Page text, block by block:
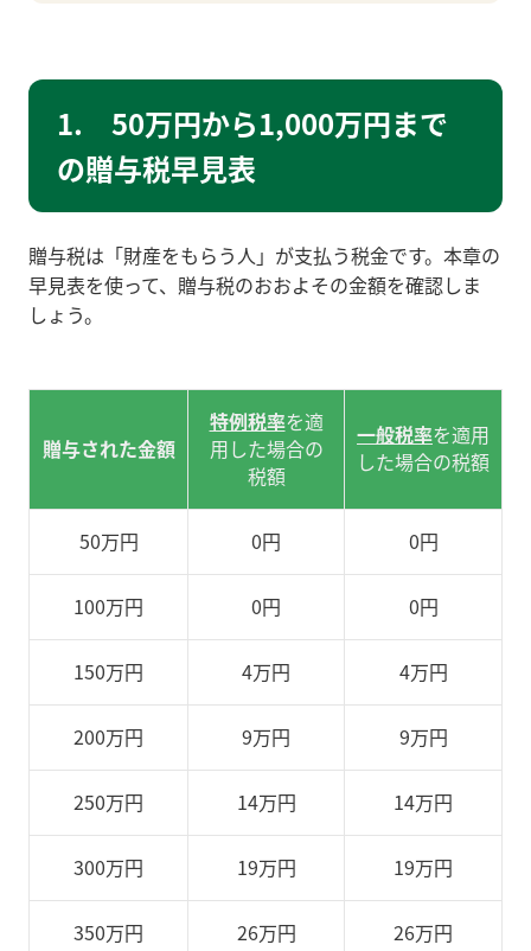
1. 50万円から1,000万円まで
の贈与税早見表
贈与税は「財産をもらう人」が支払う税金です。本章の
早見表を使って、贈与税のおおよその金額を確認しま
しょう。
贈与された金額
特例税率を適
用した場合の
税額
一般税率を適用
した場合の税額
50万円 0円 0円
100万円 0円 0円
150万円 4万円 4万円
200万円 9万円 9万円
250万円 14万円 14万円
300万円 19万円 19万円
350万円 26万円 26万円